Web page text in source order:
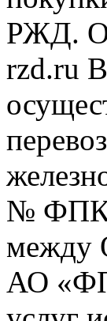
РЖД.
rzd.ru
№ ФПК-
между
АО